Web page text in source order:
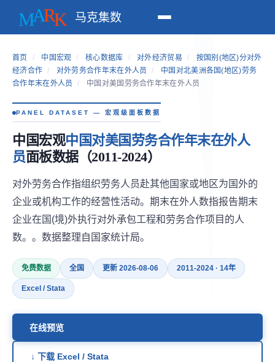
马克集数
首页 / 中国宏观 / 核心数据库 / 对外经济贸易 /
按国别(地区)分对外
经济合作 / 对外劳务合作年末在外人员 /
中国对北美洲各国(地区)劳务
合作年末在外人员
/ 中国对美国劳务合作年末在外人员
PANEL DATASET — 宏观级面板数据
中国宏观中国对美国劳务合作年末在外人
员面板数据（2011-2024）
对外劳务合作指组织劳务人员赴其他国家或地区为国外的
企业或机构工作的经营性活动。期末在外人数指报告期末
企业在国(境)外执行对外承包工程和劳务合作项目的人
数。。数据整理自国家统计局。
免费数据 全国 更新 2026-08-06 2011-2024 · 14年
Excel / Stata
在线预览
↓ 下载 Excel / Stata